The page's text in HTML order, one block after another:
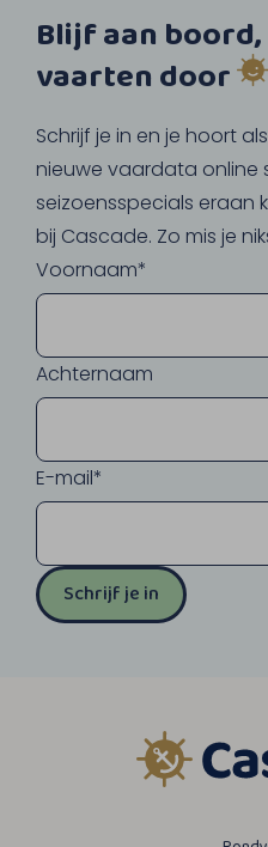
Blijf aan
vaarten door
Schrijf je in en je hoort
nieuwe vaardata online
seizoensspecials eraan
bij Cascade. Zo mis je
Voornaam*
Achternaam
E-mail*
Schrijf je in